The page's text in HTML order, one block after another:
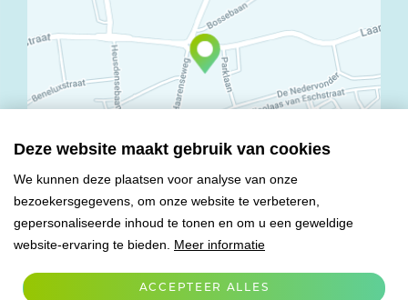
Deze website maakt gebruik van cookies
We kunnen deze plaatsen voor analyse van onze
bezoekersgegevens, om onze website te verbeteren,
gepersonaliseerde inhoud te tonen en om u een geweldige
website-ervaring te bieden. Meer informatie
ACCEPTEER ALLES
© Copyright 2026 Mareco Sweet Creations BV
Alle rechten voorbehouden